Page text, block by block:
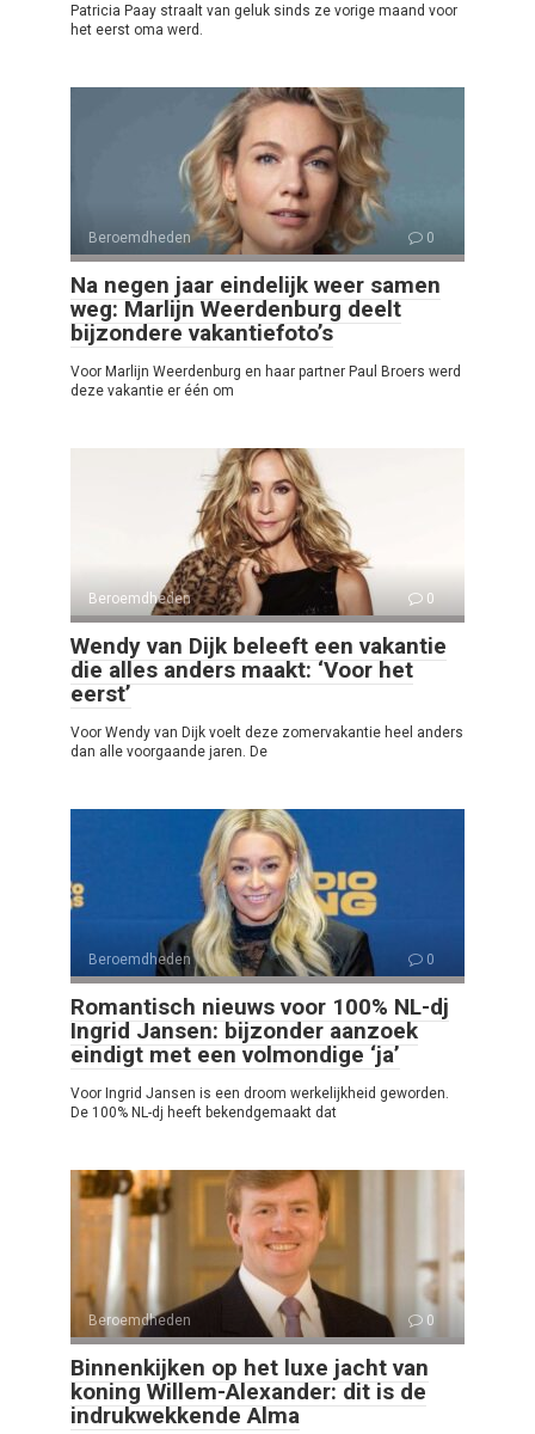
Patricia Paay straalt van geluk sinds ze vorige maand voor
het eerst oma werd.
Beroemdheden 0
Na negen jaar eindelijk weer samen
weg: Marlijn Weerdenburg deelt
bijzondere vakantiefoto’s
Voor Marlijn Weerdenburg en haar partner Paul Broers werd
deze vakantie er één om
Beroemdheden 0
Wendy van Dijk beleeft een vakantie
die alles anders maakt: ‘Voor het
eerst’
Voor Wendy van Dijk voelt deze zomervakantie heel anders
dan alle voorgaande jaren. De
Beroemdheden 0
Romantisch nieuws voor 100% NL-dj
Ingrid Jansen: bijzonder aanzoek
eindigt met een volmondige ‘ja’
Voor Ingrid Jansen is een droom werkelijkheid geworden.
De 100% NL-dj heeft bekendgemaakt dat
Beroemdheden 0
Binnenkijken op het luxe jacht van
koning Willem-Alexander: dit is de
indrukwekkende Alma